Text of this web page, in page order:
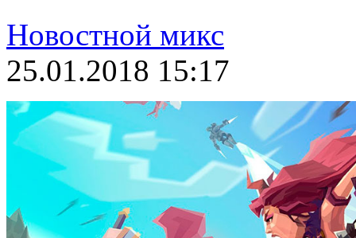
Новостной микс
25.01.2018 15:17